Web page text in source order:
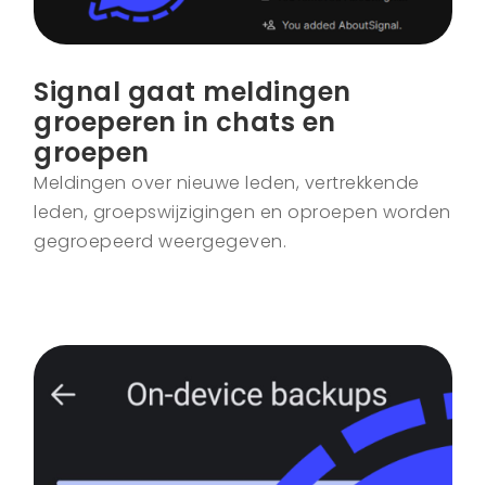
Signal gaat meldingen
groeperen in chats en
groepen
Meldingen over nieuwe leden, vertrekkende
leden, groepswijzigingen en oproepen worden
gegroepeerd weergegeven.